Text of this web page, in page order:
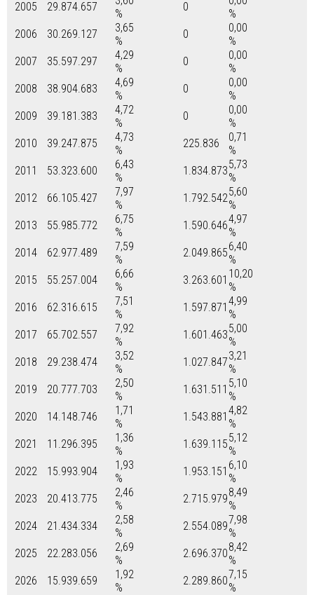
2005
29.874.657
%
0
%
2006
30.269.127
3,65
%
0
0,00
%
2007
35.597.297
4,29
%
0
0,00
%
2008
38.904.683
4,69
%
0
0,00
%
2009
39.181.383
4,72
%
0
0,00
%
2010
39.247.875
4,73
%
225.836
0,71
%
2011
53.323.600
6,43
%
1.834.8735,73
%
2012
66.105.427
7,97
%
1.792.5425,60
%
2013
55.985.772
6,75
%
1.590.6464,97
%
2014
62.977.489
7,59
%
2.049.8656,40
%
2015
55.257.004
6,66
%
3.263.601 10,20
%
2016
62.316.615
7,51
%
1.597.871 4,99
%
2017
65.702.557
7,92
%
1.601.4635,00
%
2018
29.238.474
3,52
%
1.027.8473,21
%
2019
20.777.703
2,50
%
1.631.511 5,10
%
2020
14.148.746
1,71
%
1.543.881 4,82
%
2021
11.296.395
1,36
%
1.639.1155,12
%
2022
15.993.904
1,93
%
1.953.151 6,10
%
2023
20.413.775
2,46
%
2.715.9798,49
%
2024
21.434.334
2,58
%
2.554.0897,98
%
2025
22.283.056
2,69
%
2.696.3708,42
%
2026
15.939.659
1,92
%
2.289.8607,15
%